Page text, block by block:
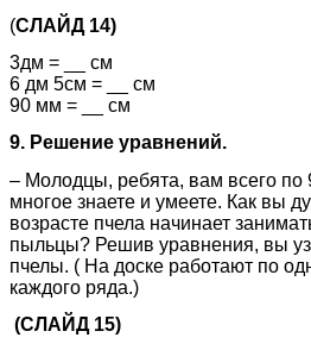
(СЛАЙД 14)
3дм = __ см
6 дм 5см = __ см
90 мм = __ см
9. Решение уравнений.
– Молодцы, ребята, вам всего по
многое знаете и умеете. Как вы
возрасте пчела начинает
пыльцы? Решив уравнения, вы
пчелы. ( На доске работают по
каждого ряда.)
(СЛАЙД 15)